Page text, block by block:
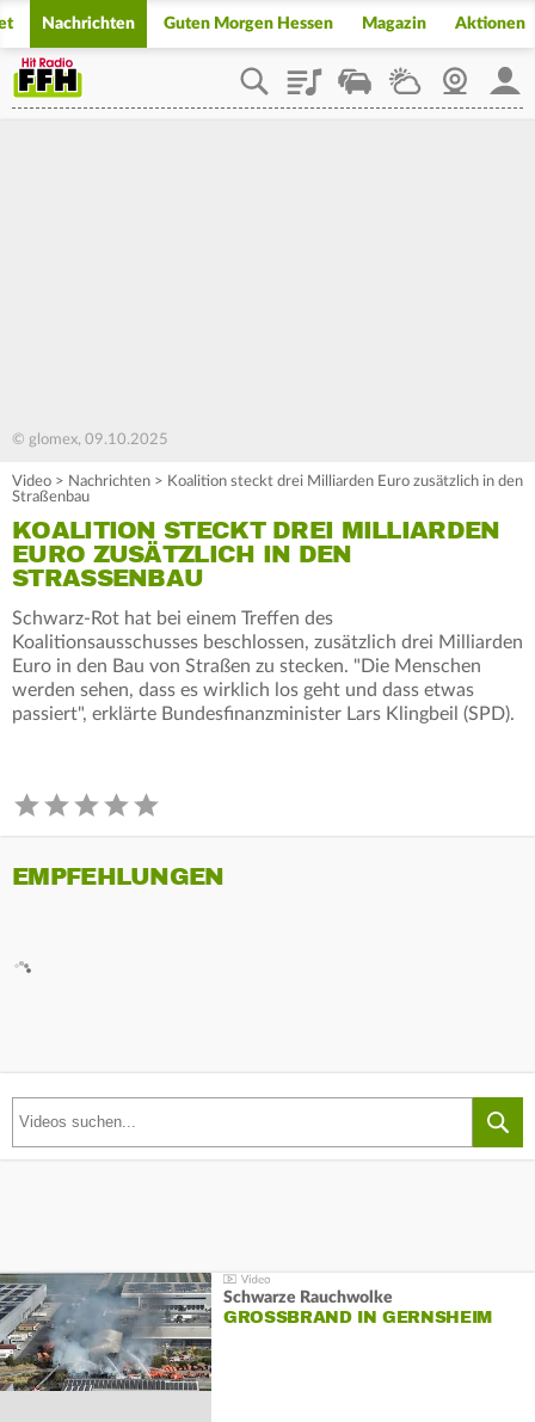
Nachrichten Guten Morgen Hessen Magazin Aktionen
PlaylistStaupilotWetterWebcam
© glomex, 09.10.2025
Video > Nachrichten > Koalition steckt drei Milliarden Euro zusätzlich in den
Straßenbau
KOALITION STECKT DREI MILLIARDEN
EURO ZUSÄTZLICH IN DEN
STRASSENBAU
Schwarz-Rot hat bei einem Treffen des
Koalitionsausschusses beschlossen, zusätzlich drei Milliarden
Euro in den Bau von Straßen zu stecken. "Die Menschen
werden sehen, dass es wirklich los geht und dass etwas
passiert", erklärte Bundesfinanzminister Lars Klingbeil (SPD).
EMPFEHLUNGEN
Schwarze Rauchwolke
GROSSBRAND IN GERNSHEIM